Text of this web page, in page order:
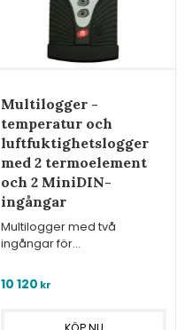
Multilogger -
temperatur och
luftfuktighetslogger
med 2 termoelement
och 2 MiniDIN-
ingångar
Multilogger med två
ingångar för
Pt1000 och två för
10 120 kr